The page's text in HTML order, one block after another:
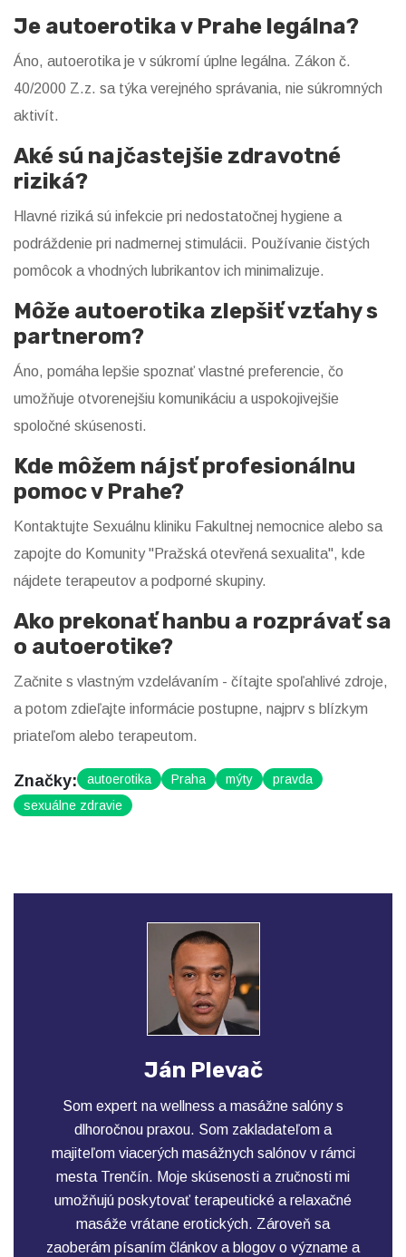
Je autoerotika v Prahe legálna?
Áno, autoerotika je v súkromí úplne legálna. Zákon č.
40/2000 Z.z. sa týka verejného správania, nie súkromných
aktivít.
Aké sú najčastejšie zdravotné
riziká?
Hlavné riziká sú infekcie pri nedostatočnej hygiene a
podráždenie pri nadmernej stimulácii. Používanie čistých
pomôcok a vhodných lubrikantov ich minimalizuje.
Môže autoerotika zlepšiť vzťahy s
partnerom?
Áno, pomáha lepšie spoznať vlastné preferencie, čo
umožňuje otvorenejšiu komunikáciu a uspokojivejšie
spoločné skúsenosti.
Kde môžem nájsť profesionálnu
pomoc v Prahe?
Kontaktujte Sexuálnu kliniku Fakultnej nemocnice alebo sa
zapojte do Komunity "Pražská otevřená sexualita", kde
nájdete terapeutov a podporné skupiny.
Ako prekonať hanbu a rozprávať sa
o autoerotike?
Začnite s vlastným vzdelávaním - čítajte spoľahlivé zdroje,
a potom zdieľajte informácie postupne, najprv s blízkym
priateľom alebo terapeutom.
Značky: autoerotika Praha mýty
pravda
sexuálne zdravie
Ján Plevač
Som expert na wellness a masážne salóny s
dlhoročnou praxou. Som zakladateľom a
majiteľom viacerých masážnych salónov v rámci
mesta Trenčín. Moje skúsenosti a zručnosti mi
umožňujú poskytovať terapeutické a relaxačné
masáže vrátane erotických. Zároveň sa
zaoberám písaním článkov a blogov o význame a